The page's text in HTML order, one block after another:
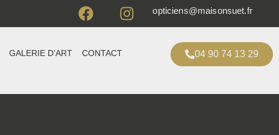
opticiens@maisonsuet.fr
GALERIE D’ART CONTACT 04 90 74 13 29